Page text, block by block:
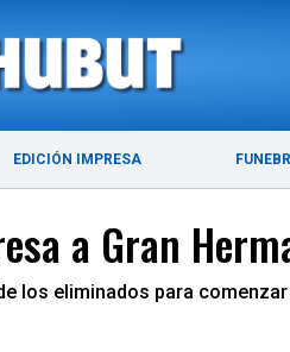
EDICIÓN IMPRESA
NOTICIAS PUERTO MADRYN
a Gran
los eliminados para